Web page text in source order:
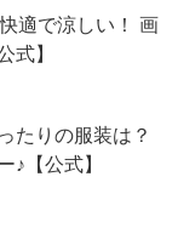
適で涼しい！ 画
式】
たりの服装は？
♪【公式】